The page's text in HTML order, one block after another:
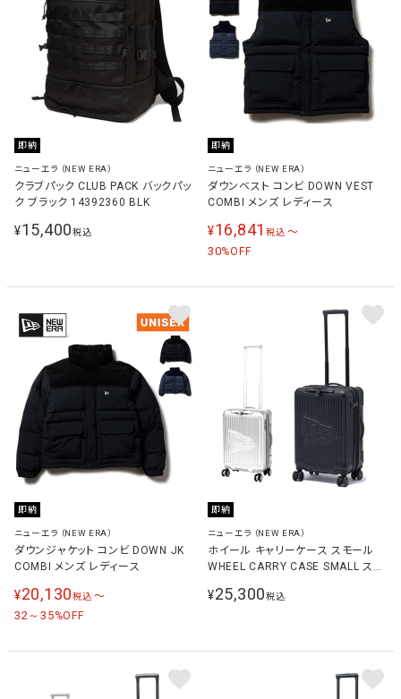
即納
ニューエラ（NEW ERA）
クラブパック CLUB PACK バックパッ
ク ブラック 14392360 BLK
¥15,400税込
即納
ニューエラ（NEW ERA）
ダウンベスト コンビ DOWN VEST
COMBI メンズ レディース
¥16,841 税込 〜
30%OFF
即納
ニューエラ（NEW ERA）
ダウンジャケット コンビ DOWN JK
COMBI メンズ レディース
¥20,130税込 〜
32～35%OFF
即納
ニューエラ（NEW ERA）
ホイール キャリーケース スモール
WHEEL CARRY CASE SMALL スー
¥25,300税込